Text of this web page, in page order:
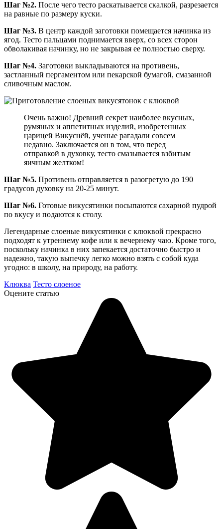
Шаг №2. После чего тесто раскатывается скалкой, разрезается
на равные по размеру куски.
Шаг №3. В центр каждой заготовки помещается начинка из
ягод. Тесто пальцами поднимается вверх, со всех сторон
обволакивая начинку, но не закрывая ее полностью сверху.
Шаг №4. Заготовки выкладываются на противень,
застланный пергаментом или пекарской бумагой, смазанной
сливочным маслом.
Очень важно! Древний секрет наиболее вкусных,
румяных и аппетитных изделий, изобретенных
царицей Викуснёй, ученые рагадали совсем
недавно. Заключается он в том, что перед
отправкой в духовку, тесто смазывается взбитым
яичным желтком!
Шаг №5. Противень отправляется в разогретую до 190
градусов духовку на 20-25 минут.
Шаг №6. Готовые викусятинки посыпаются сахарной пудрой
по вкусу и подаются к столу.
Легендарные слоеные викусятинки с клюквой прекрасно
подходят к утреннему кофе или к вечернему чаю. Кроме того,
поскольку начинка в них запекается достаточно быстро и
надежно, такую выпечку легко можно взять с собой куда
угодно: в школу, на природу, на работу.
Клюква Тесто слоеное
Оцените статью